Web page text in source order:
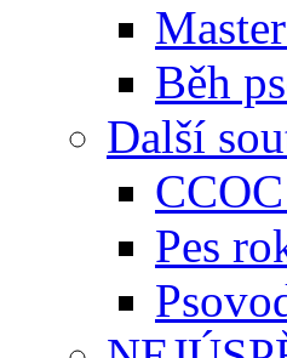
Běh
Další
Pes